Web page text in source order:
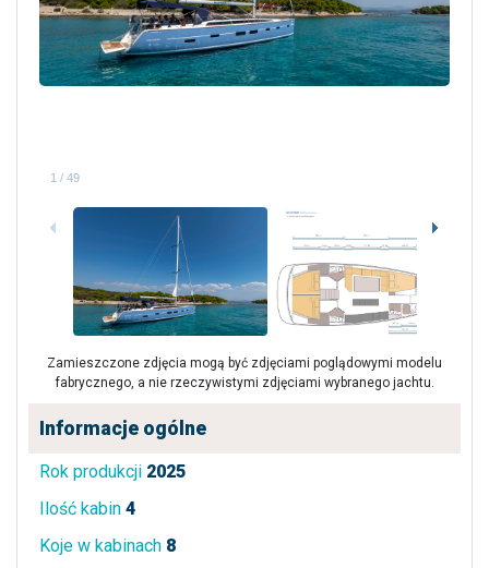
1 / 49
Zamieszczone zdjęcia mogą być zdjęciami poglądowymi modelu
fabrycznego, a nie rzeczywistymi zdjęciami wybranego jachtu.
Informacje ogólne
Rok produkcji 2025
Ilość kabin 4
Koje w kabinach 8